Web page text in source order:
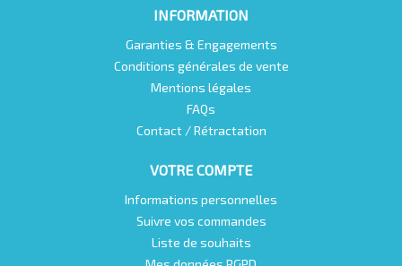
INFORMATION
Garanties & Engagements
Conditions générales de vente
Mentions légales
FAQs
Contact / Rétractation
VOTRE COMPTE
Informations personnelles
Suivre vos commandes
Liste de souhaits